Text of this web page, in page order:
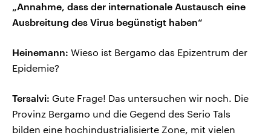
„Annahme, dass der internationale Austausch eine
Ausbreitung des Virus begünstigt haben“
Heinemann: Wieso ist Bergamo das Epizentrum der
Epidemie?
Tersalvi: Gute Frage! Das untersuchen wir noch. Die
Provinz Bergamo und die Gegend des Serio Tals
bilden eine hochindustrialisierte Zone, mit vielen